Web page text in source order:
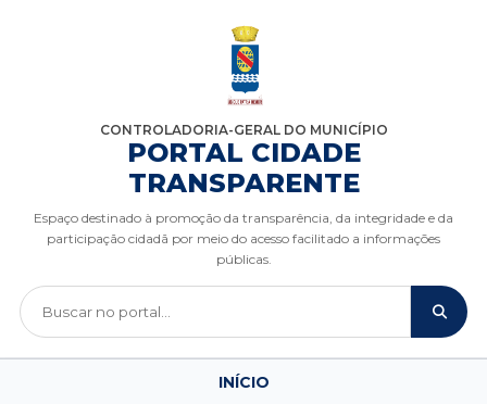
CONTROLADORIA-GERAL DO MUNICÍPIO
PORTAL CIDADE
TRANSPARENTE
Espaço destinado à promoção da transparência, da integridade e da
participação cidadã por meio do acesso facilitado a informações
públicas.
INÍCIO